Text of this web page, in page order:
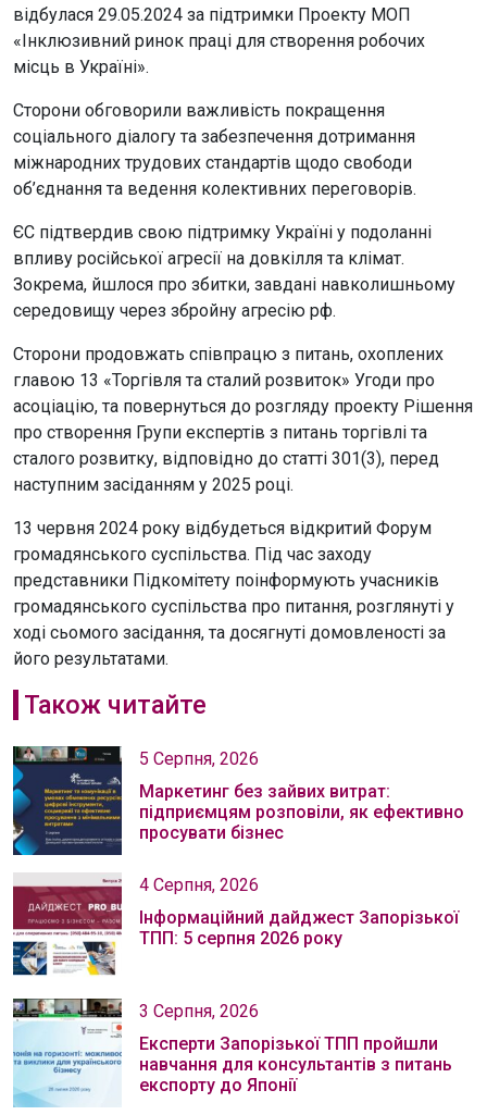
відбулася 29.05.2024 за підтримки Проекту МОП
«Інклюзивний ринок праці для створення робочих
місць в Україні».
Сторони обговорили важливість покращення
соціального діалогу та забезпечення дотримання
міжнародних трудових стандартів щодо свободи
об’єднання та ведення колективних переговорів.
ЄС підтвердив свою підтримку Україні у подоланні
впливу російської агресії на довкілля та клімат.
Зокрема, йшлося про збитки, завдані навколишньому
середовищу через збройну агресію рф.
Сторони продовжать співпрацю з питань, охоплених
главою 13 «Торгівля та сталий розвиток» Угоди про
асоціацію, та повернуться до розгляду проекту Рішення
про створення Групи експертів з питань торгівлі та
сталого розвитку, відповідно до статті 301(3), перед
наступним засіданням у 2025 році.
13 червня 2024 року відбудеться відкритий Форум
громадянського суспільства. Під час заходу
представники Підкомітету поінформують учасників
громадянського суспільства про питання, розглянуті у
ході сьомого засідання, та досягнуті домовленості за
його результатами.
Також читайте
5 Серпня, 2026
Маркетинг без зайвих витрат:
підприємцям розповіли, як ефективно
просувати бізнес
4 Серпня, 2026
Інформаційний дайджест Запорізької
ТПП: 5 серпня 2026 року
3 Серпня, 2026
Експерти Запорізької ТПП пройшли
навчання для консультантів з питань
експорту до Японії